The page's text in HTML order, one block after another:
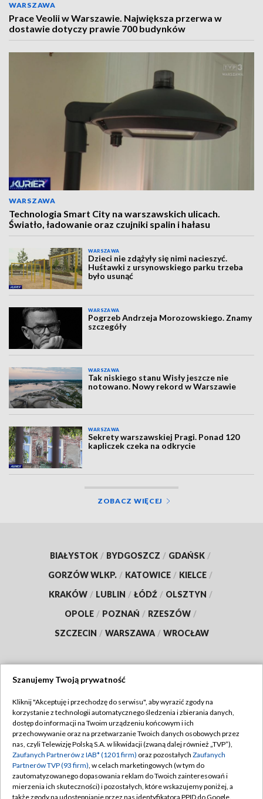
WARSZAWA
Prace Veolii w Warszawie. Największa przerwa w
dostawie dotyczy prawie 700 budynków
WARSZAWA
Technologia Smart City na warszawskich ulicach.
Światło, ładowanie oraz czujniki spalin i hałasu
WARSZAWA
Dzieci nie zdążyły się nimi nacieszyć.
Huśtawki z ursynowskiego parku trzeba
było usunąć
WARSZAWA
Pogrzeb Andrzeja Morozowskiego. Znamy
szczegóły
WARSZAWA
Tak niskiego stanu Wisły jeszcze nie
notowano. Nowy rekord w Warszawie
WARSZAWA
Sekrety warszawskiej Pragi. Ponad 120
kapliczek czeka na odkrycie
ZOBACZ WIĘCEJ
BIAŁYSTOK / BYDGOSZCZ / GDAŃSK /
GORZÓW WLKP. / KATOWICE / KIELCE /
KRAKÓW / LUBLIN / ŁÓDŹ / OLSZTYN /
OPOLE / POZNAŃ / RZESZÓW /
SZCZECIN / WARSZAWA / WROCŁAW
TVP
Abonament TVP
Emisja w TVP
Centrum informacji TVP
Naziemna Telewizja Cyfrowa
Regulamin TVP
Polityka prywatności
Moje zgody
Pomoc
Szanujemy Twoją prywatność
Kliknij "Akceptuję i przechodzę do serwisu", aby wyrazić zgody na
korzystanie z technologii automatycznego śledzenia i zbierania danych,
dostęp do informacji na Twoim urządzeniu końcowym i ich
przechowywanie oraz na przetwarzanie Twoich danych osobowych przez
nas, czyli Telewizję Polską S.A. w likwidacji (zwaną dalej również „TVP”),
Zaufanych Partnerów z IAB* (1201 firm) oraz pozostałych Zaufanych
Partnerów TVP (93 firm), w celach marketingowych (w tym do
zautomatyzowanego dopasowania reklam do Twoich zainteresowań i
mierzenia ich skuteczności) i pozostałych, które wskazujemy poniżej, a
także zgody na udostępnianie przez nas identyfikatora PPID do Google.